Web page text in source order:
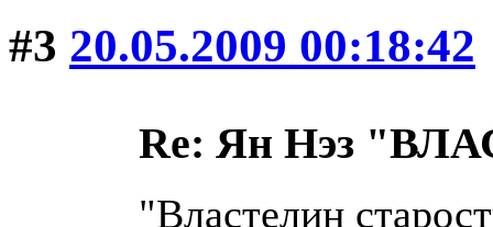
#3 20.05.2009 00:18:42
Re: Ян Нэз
"Властелин